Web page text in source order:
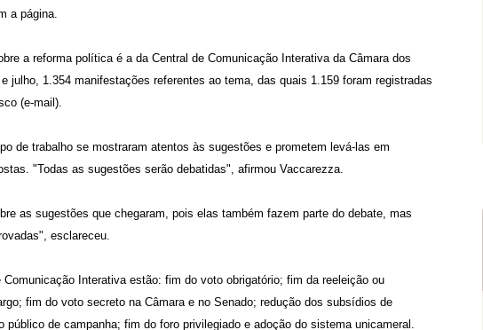
a página.
a reforma política é a da Central de Comunicação Interativa da Câmara dos
julho, 1.354 manifestações referentes ao tema, das quais 1.159 foram registradas
(e-mail).
de trabalho se mostraram atentos às sugestões e prometem levá-las em
"Todas as sugestões serão debatidas", afirmou Vaccarezza.
as sugestões que chegaram, pois elas também fazem parte do debate, mas
esclareceu.
Interativa estão: fim do voto obrigatório; fim da reeleição ou
fim do voto secreto na Câmara e no Senado; redução dos subsídios de
público de campanha; fim do foro privilegiado e adoção do sistema unicameral.